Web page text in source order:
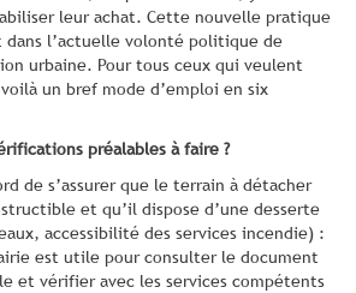
leur achat. Cette nouvelle pratique
dans l’actuelle volonté politique de
urbaine. Pour tous ceux qui veulent
un bref mode d’emploi en six
préalables à faire ?
de s’assurer que le terrain à détacher
et qu’il dispose d’une desserte
accessibilité des services incendie) :
est utile pour consulter le document
et vérifier avec les services compétents